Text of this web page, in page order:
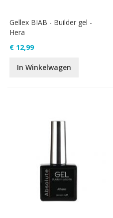
Gellex BIAB - Builder gel -
Hera
€ 12,99
In Winkelwagen